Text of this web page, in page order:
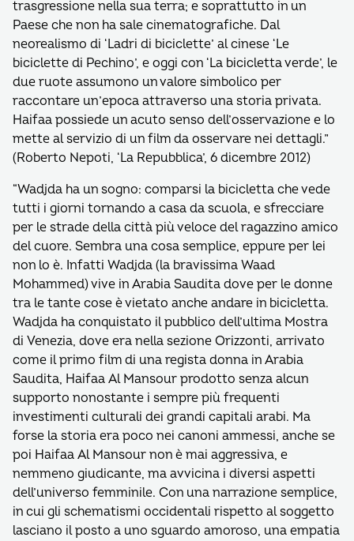
trasgressione nella sua terra; e soprattutto in un
Paese che non ha sale cinematografiche. Dal
neorealismo di ‘Ladri di biciclette’ al cinese ‘Le
biciclette di Pechino’, e oggi con ‘La bicicletta verde’, le
due ruote assumono un valore simbolico per
raccontare un’epoca attraverso una storia privata.
Haifaa possiede un acuto senso dell’osservazione e lo
mette al servizio di un film da osservare nei dettagli.”
(Roberto Nepoti, ‘La Repubblica’, 6 dicembre 2012)
“Wadjda ha un sogno: comparsi la bicicletta che vede
tutti i giorni tornando a casa da scuola, e sfrecciare
per le strade della città più veloce del ragazzino amico
del cuore. Sembra una cosa semplice, eppure per lei
non lo è. Infatti Wadjda (la bravissima Waad
Mohammed) vive in Arabia Saudita dove per le donne
tra le tante cose è vietato anche andare in bicicletta.
Wadjda ha conquistato il pubblico dell’ultima Mostra
di Venezia, dove era nella sezione Orizzonti, arrivato
come il primo film di una regista donna in Arabia
Saudita, Haifaa Al Mansour prodotto senza alcun
supporto nonostante i sempre più frequenti
investimenti culturali dei grandi capitali arabi. Ma
forse la storia era poco nei canoni ammessi, anche se
poi Haifaa Al Mansour non è mai aggressiva, e
nemmeno giudicante, ma avvicina i diversi aspetti
dell’universo femminile. Con una narrazione semplice,
in cui gli schematismi occidentali rispetto al soggetto
lasciano il posto a uno sguardo amoroso, una empatia